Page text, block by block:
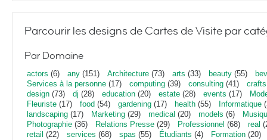
Parcourir les designs de Cartes de Visite par
Par Domaine
actors (6) any (151) Architecture (73) arts (33) beauty (55)
Services à la personne (17) computing (39) consulting (41) crafts
design (73) dj (28) education (20) estate (28) events (17)
Fleuriste (17) food (54) gardening (17) health (55) Informatique
landscaping (17) Marketing (29) medical (20) models (6)
Photographie (36) Relations Presse (29) Professionnel (68) real
retail (22) services (68) spas (55) Étudiants (4) Formation (20)